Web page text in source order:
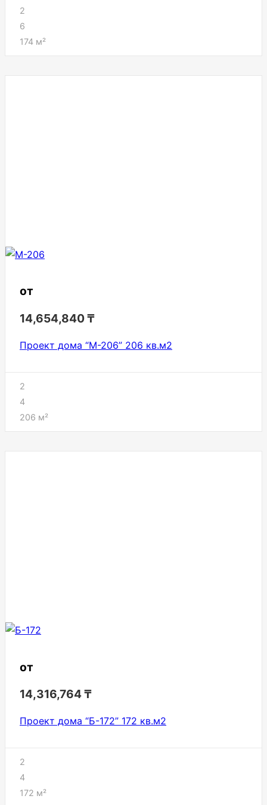
2
6
174 м²
от
14,654,840₸
Проект дома “М-206” 206 кв.м2
2
4
206 м²
от
14,316,764₸
Проект дома “Б-172” 172 кв.м2
2
4
172 м²